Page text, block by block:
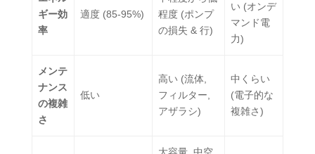
ギー効
率
適度 (85-95%)
程度 (ポンプ
の損失 & 行)
い (オンデ
マンド電
力)
メンテ
ナンス
の複雑
さ
低い
高い (流体,
フィルター,
アザラシ)
中くらい
(電子的な
複雑さ)